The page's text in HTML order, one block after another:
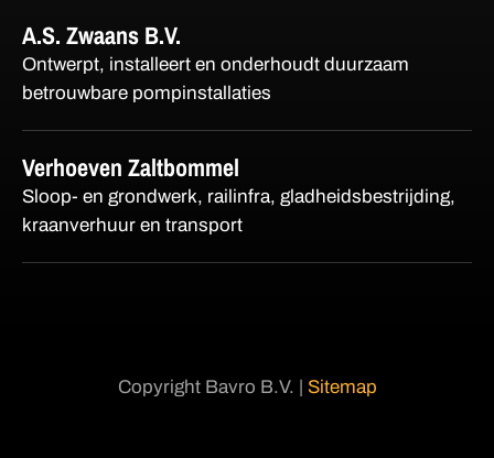
A.S. Zwaans B.V.
Ontwerpt, installeert en onderhoudt duurzaam
betrouwbare pompinstallaties
Verhoeven Zaltbommel
Sloop- en grondwerk, railinfra, gladheidsbestrijding,
kraanverhuur en transport
Copyright Bavro B.V. | Sitemap